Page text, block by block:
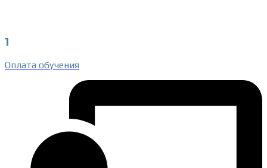
1
Оплата обучения